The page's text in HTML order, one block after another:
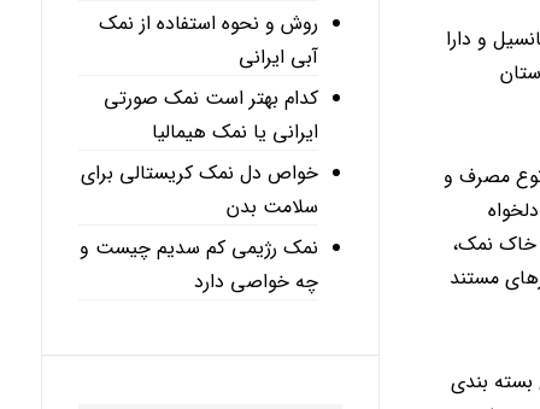
و دارا
نوع مصرف و
خاک نمک،
مستند
بسته بندی
روش و نحوه استفاده از نمک
آبی ایرانی
کدام بهتر است نمک صورتی
ایرانی یا نمک هیمالیا
خواص دل نمک کریستالی برای
سلامت بدن
نمک رژیمی کم سدیم چیست و
چه خواصی دارد